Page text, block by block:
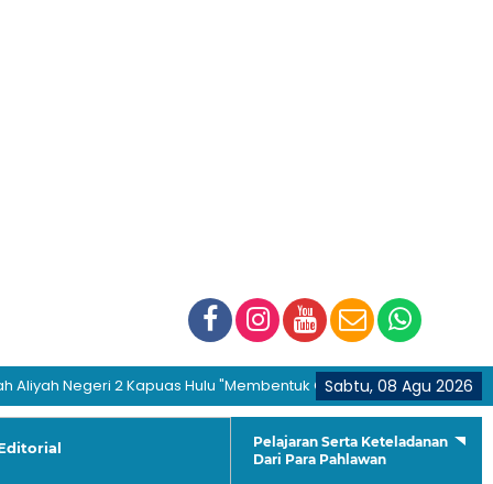
Sabtu, 08 Agu 2026
Negeri 2 Kapuas Hulu "Membentuk Generasi Hijrah dan
Pelajaran Serta Keteladanan
Dari Para Pahlawan